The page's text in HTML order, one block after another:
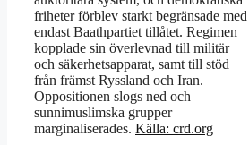
friheter förblev starkt begränsade med
endast Baathpartiet tillåtet. Regimen
kopplade sin överlevnad till militär
och säkerhetsapparat, samt till stöd
från främst Ryssland och Iran.
Oppositionen slogs ned och
sunnimuslimska grupper
marginaliserades. Källa: crd.org